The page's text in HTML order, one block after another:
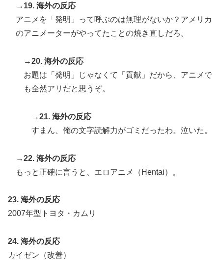
→19. 海外の反応
アニメを「発明」って呼ぶのは無理がないか？アメリカ
のアニメーターがやってたことの焼き直しだろ。
→20. 海外の反応
お題は「発明」じゃなくて「貢献」だから、アニメで
も全然アリだと思うぞ。
→21. 海外の反応
すまん、俺の文字読解力がゴミだったわ。泣いた。
→22. 海外の反応
もっと正確に言うと、エロアニメ（Hentai）。
23. 海外の反応
2007年型トヨタ・カムリ
24. 海外の反応
カイゼン（改善）